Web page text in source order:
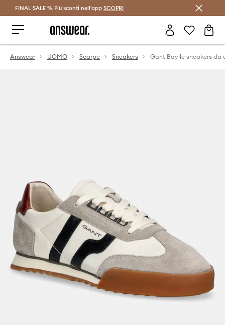
Risparmia con Answear Club >
FINAL SALE % Più sconti nell'app SCOPRI
Answear UOMO Scarpe Sneakers Gant Baylle sneakers da